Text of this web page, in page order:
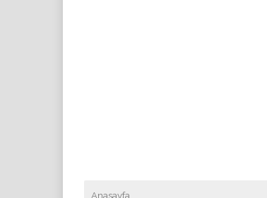
Anasayfa